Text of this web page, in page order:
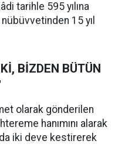
tarihle 595 yılına
15 yıl
BİZDEN BÜTÜN
olarak gönderilen
hanımını alarak
iki deve kestirerek